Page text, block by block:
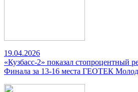
19.04.2026
«Кузбасс-2» показал стопроцентный
Финала за 13-16 места ГЕОТЕК